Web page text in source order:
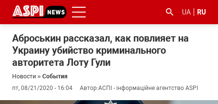
UA RU
Аброськин рассказал, как повлияет на
Украину убийство криминального
авторитета Лоту Гули
Новости » События
пт, 08/21/2020 - 16:04
Автор:АСПІ - інформаційне агентство ASPI